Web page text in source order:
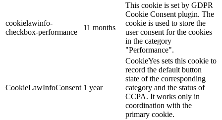
cookielawinfo-
checkbox-performance
11 months
This cookie is set by GDPR
Cookie Consent plugin. The
cookie is used to store the
user consent for the cookies
in the category
"Performance".
CookieLawInfoConsent 1 year
CookieYes sets this cookie to
record the default button
state of the corresponding
category and the status of
CCPA. It works only in
coordination with the
primary cookie.